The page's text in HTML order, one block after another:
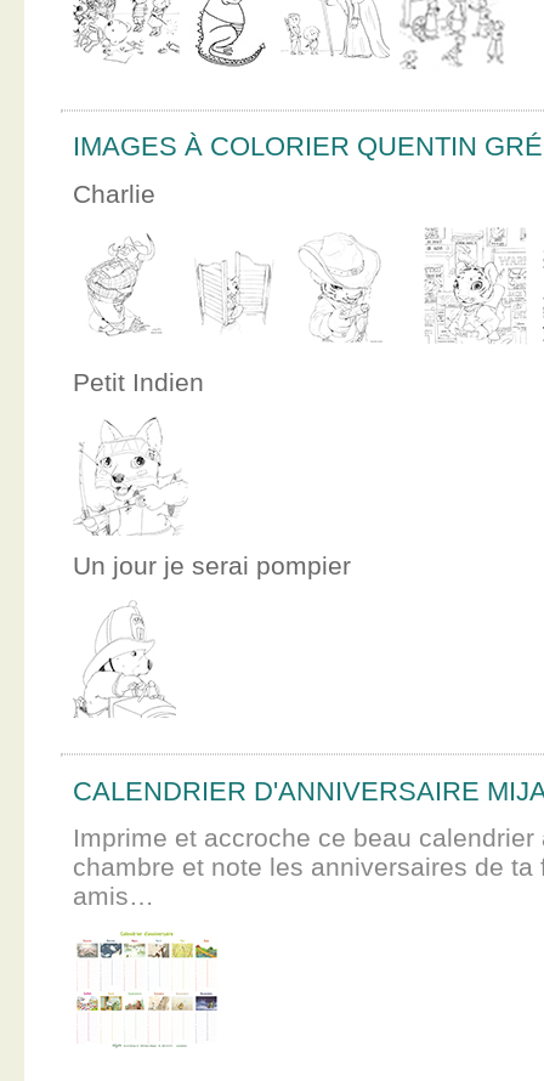
IMAGES À COLORIER QUENTIN
Charlie
Petit Indien
Un jour je serai pompier
CALENDRIER D'ANNIVERSAIRE
Imprime et accroche ce beau calendrier
chambre et note les anniversaires de ta
amis…